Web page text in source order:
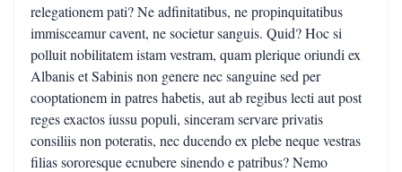
relegationem pati? Ne adfinitatibus, ne propinquitatibus
immisceamur cavent, ne societur sanguis. Quid? Hoc si
polluit nobilitatem istam vestram, quam plerique oriundi ex
Albanis et Sabinis non genere nec sanguine sed per
cooptationem in patres habetis, aut ab regibus lecti aut post
reges exactos iussu populi, sinceram servare privatis
consiliis non poteratis, nec ducendo ex plebe neque vestras
filias sororesque ecnubere sinendo e patribus? Nemo